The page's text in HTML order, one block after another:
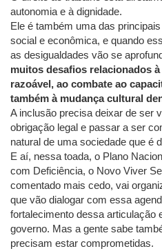
autonomia e à dignidade.
Ele é também uma das
social e econômica, e quando
as desigualdades vão se
muitos desafios relacionados
razoável, ao combate ao
também à mudança cultural
A inclusão precisa deixar de ser
obrigação legal e passar a ser
natural de uma sociedade que é
E aí, nessa toada, o Plano
com Deficiência, o Novo Viver
comentado mais cedo, vai
que vão dialogar com essa
fortalecimento dessa articulação
governo. Mas a gente sabe
precisam estar comprometidas.